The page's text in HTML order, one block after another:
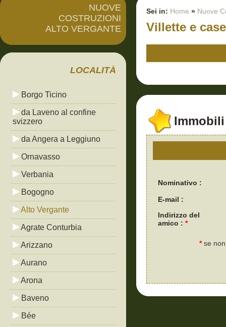
NUOVE
COSTRUZIONI
ALTO VERGANTE
LOCALITÀ
Borgo Ticino
da Laveno al confine
svizzero
da Angera a Leggiuno
Ornavasso
Verbania
Bogogno
Alto Vergante
Agrate Conturbia
Arizzano
Aurano
Arona
Baveno
Bée
Sei in: Home » Nuove
Villette e
Nominativo :
E-mail :
Indirizzo del
amico : *
*se non